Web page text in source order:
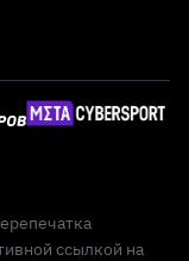
ссылкой на